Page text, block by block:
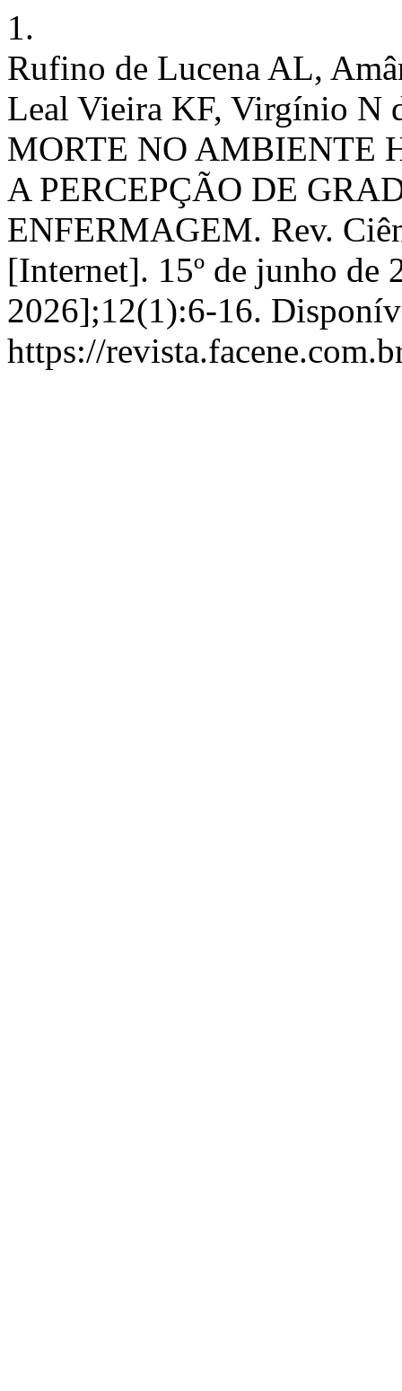
1.
Rufino de Lucena AL,
Leal Vieira KF, Virgínio N
MORTE NO AMBIENTE
A PERCEPÇÃO DE
ENFERMAGEM. Rev.
[Internet]. 15º de junho de
2026];12(1):6-16.
https://